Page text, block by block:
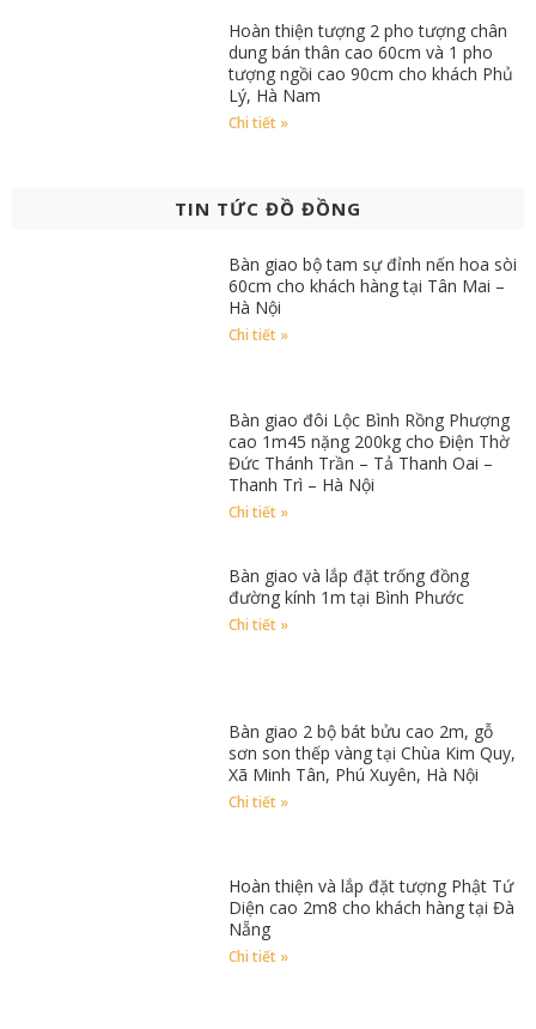
Hoàn thiện tượng 2 pho tượng chân
dung bán thân cao 60cm và 1 pho
tượng ngồi cao 90cm cho khách Phủ
Lý, Hà Nam
Chi tiết »
TIN TỨC ĐỒ ĐỒNG
Bàn giao bộ tam sự đỉnh nến hoa sòi
60cm cho khách hàng tại Tân Mai –
Hà Nội
Chi tiết »
Bàn giao đôi Lộc Bình Rồng Phượng
cao 1m45 nặng 200kg cho Điện Thờ
Đức Thánh Trần – Tả Thanh Oai –
Thanh Trì – Hà Nội
Chi tiết »
Bàn giao và lắp đặt trống đồng
đường kính 1m tại Bình Phước
Chi tiết »
Bàn giao 2 bộ bát bửu cao 2m, gỗ
sơn son thếp vàng tại Chùa Kim Quy,
Xã Minh Tân, Phú Xuyên, Hà Nội
Chi tiết »
Hoàn thiện và lắp đặt tượng Phật Tứ
Diện cao 2m8 cho khách hàng tại Đà
Nẵng
Chi tiết »